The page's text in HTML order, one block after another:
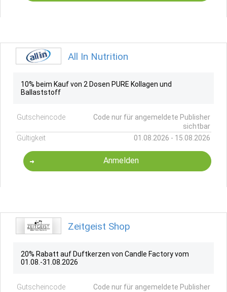
All In Nutrition
10% beim Kauf von 2 Dosen PURE Kollagen und
Ballaststoff
Gutscheincode
Code nur für angemeldete Publisher
sichtbar
Gültigkeit
01.08.2026 - 15.08.2026
Anmelden
Zeitgeist Shop
20% Rabatt auf Duftkerzen von Candle Factory vom
01.08.-31.08.2026
Gutscheincode Code nur für angemeldete Publisher